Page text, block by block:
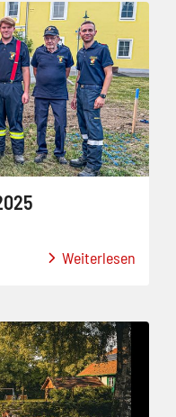
Weiterlesen